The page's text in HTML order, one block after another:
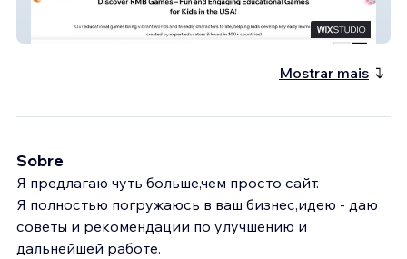
RMB Games
Mostrar mais
Sobre
Я предлагаю чуть больше,чем просто сайт.
Я полностью погружаюсь в ваш бизнес,идею - даю
советы и рекомендации по улучшению и
дальнейшей работе.